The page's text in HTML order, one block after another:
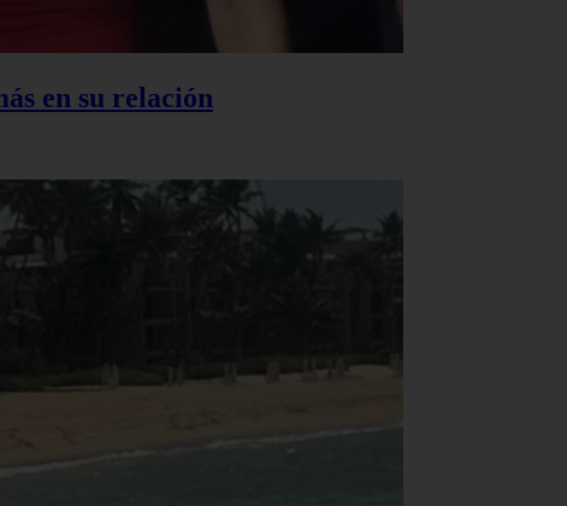
en su relación